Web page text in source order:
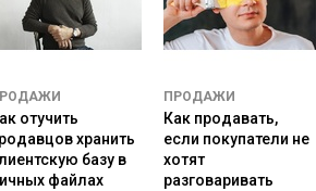
Модели
экспоненциального
o
отучить
хранить
базу в
файлах
ПРОДАЖИ
Как продавать,
если покупатели не
хотят
разговаривать